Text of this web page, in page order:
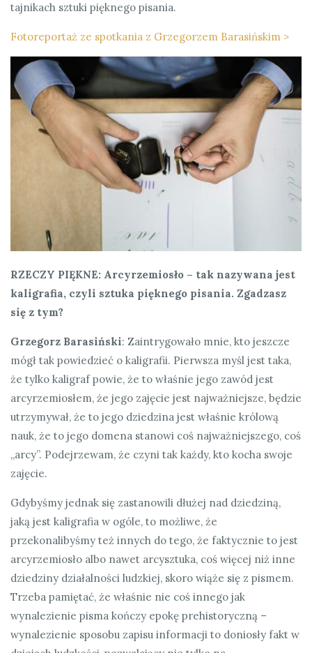
tajnikach sztuki pięknego pisania.
Fotoreportaż ze spotkania z Grzegorzem Barasińskim >
RZECZY PIĘKNE: Arcyrzemiosło – tak nazywana jest
kaligrafia, czyli sztuka pięknego pisania. Zgadzasz
się z tym?
Grzegorz Barasiński: Zaintrygowało mnie, kto jeszcze
mógł tak powiedzieć o kaligrafii. Pierwsza myśl jest taka,
że tylko kaligraf powie, że to właśnie jego zawód jest
arcyrzemiosłem, że jego zajęcie jest najważniejsze, będzie
utrzymywał, że to jego dziedzina jest właśnie królową
nauk, że to jego domena stanowi coś najważniejszego, coś
„arcy”. Podejrzewam, że czyni tak każdy, kto kocha swoje
zajęcie.
Gdybyśmy jednak się zastanowili dłużej nad dziedziną,
jaką jest kaligrafia w ogóle, to możliwe, że
przekonalibyśmy też innych do tego, że faktycznie to jest
arcyrzemiosło albo nawet arcysztuka, coś więcej niż inne
dziedziny działalności ludzkiej, skoro wiąże się z pismem.
Trzeba pamiętać, że właśnie nie coś innego jak
wynalezienie pisma kończy epokę prehistoryczną –
wynalezienie sposobu zapisu informacji to doniosły fakt w